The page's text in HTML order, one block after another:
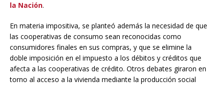
la Nación.
En materia impositiva, se planteó además la necesidad de que
las cooperativas de consumo sean reconocidas como
consumidores finales en sus compras, y que se elimine la
doble imposición en el impuesto a los débitos y créditos que
afecta a las cooperativas de crédito. Otros debates giraron en
torno al acceso a la vivienda mediante la producción social